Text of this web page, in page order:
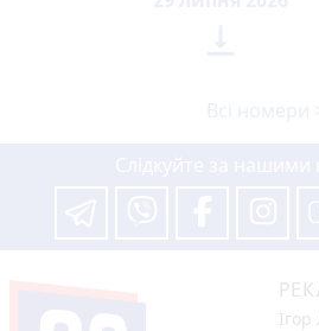
Ігор